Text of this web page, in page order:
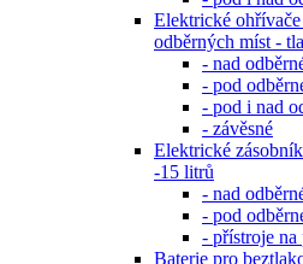
Elektrické
odběrných míst -
- nad
- pod
- pod i nad
- závěsné
Elektrické
-15 litrů
- nad
- pod
- přístroje
Baterie pro